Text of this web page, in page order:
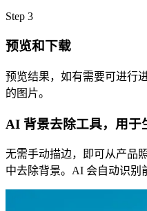
Step 3
预览和下载
预览结果，如有需要可进行
的图片。
AI 背景去除工具，用于
无需手动描边，即可从产品
中去除背景。AI 会自动识别